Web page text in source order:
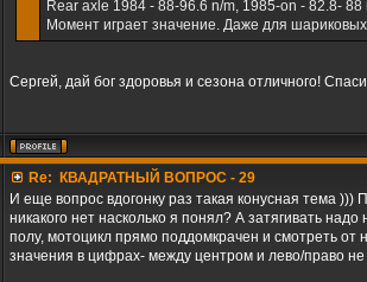
Rear axle 1984 - 88-96.6 n/m, 1985-on - 82.8- 88
Момент играет значение. Даже для
Сергей, дай бог здоровья и сезона отличного!
Re: КВАДРАТНЫЙ ВОПРОС - 29
И еще вопрос вдогонку раз такая конусная тема
никакого нет насколько я понял? А затягивать
полу, мотоцикл прямо поддомкрачен и смотреть от
значения в цифрах- между центром и лево/право